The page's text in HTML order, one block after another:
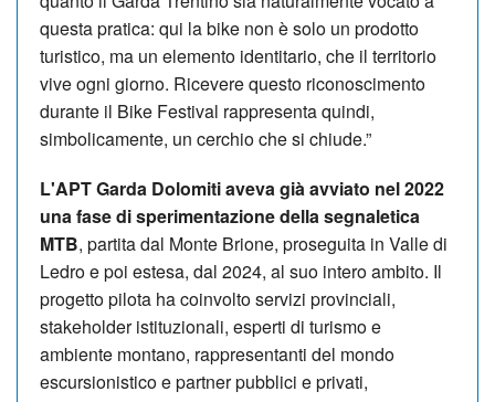
questa pratica: qui la bike non è solo un prodotto
turistico, ma un elemento identitario, che il territorio
vive ogni giorno. Ricevere questo riconoscimento
durante il Bike Festival rappresenta quindi,
simbolicamente, un cerchio che si chiude.”
L'APT Garda Dolomiti aveva già avviato nel 2022
una fase di sperimentazione della segnaletica
MTB, partita dal Monte Brione, proseguita in Valle di
Ledro e poi estesa, dal 2024, al suo intero ambito. Il
progetto pilota ha coinvolto servizi provinciali,
stakeholder istituzionali, esperti di turismo e
ambiente montano, rappresentanti del mondo
escursionistico e partner pubblici e privati,